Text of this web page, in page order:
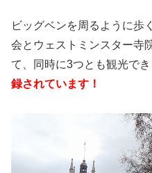
ビッグベンを周るように歩
会とウェストミンスター寺
て、同時に3つとも観光でき
録されています！